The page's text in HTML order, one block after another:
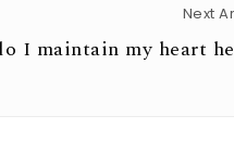
Next
I maintain my heart